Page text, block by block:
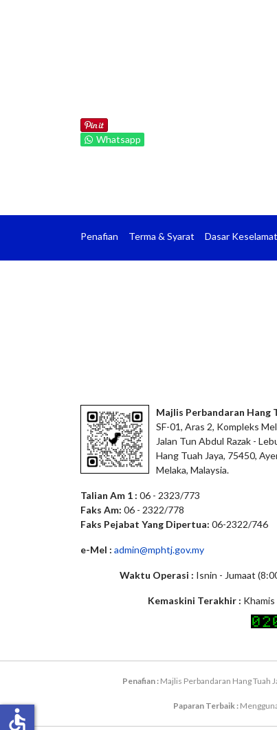
Whatsapp
Penafian Terma & Syarat Dasar
Majlis Perbandaran Hang
SF-01, Aras 2, Kompleks
Jalan Tun Abdul Razak -
Hang Tuah Jaya, 75450,
Melaka, Malaysia.
Talian Am 1 : 06 - 2323/773
Faks Am: 06 - 2322/778
Faks Pejabat Yang Dipertua: 06-2322/746
e-Mel : admin@mphtj.gov.my
Waktu Operasi : Isnin - Jumaat
Kemaskini Terakhir :
Penafian :Majlis Perbandaran Hang Tuah
Paparan Terbaik :
accessible